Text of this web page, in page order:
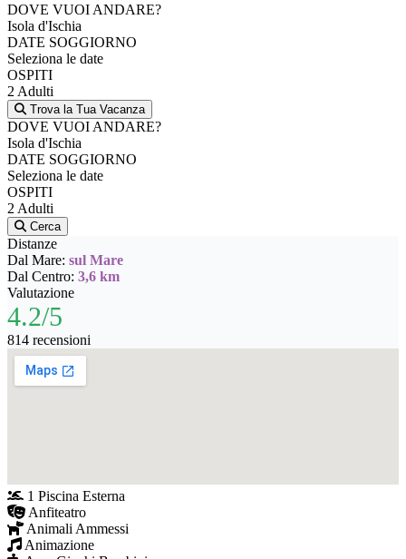
DOVE VUOI ANDARE?
Isola d'Ischia
DATE SOGGIORNO
Seleziona le date
OSPITI
2 Adulti
Trova la Tua Vacanza
DOVE VUOI ANDARE?
Isola d'Ischia
DATE SOGGIORNO
Seleziona le date
OSPITI
2 Adulti
Cerca
Distanze
Dal Mare: sul Mare
Dal Centro: 3,6 km
Valutazione
4.2/5
814 recensioni
1 Piscina Esterna
Anfiteatro
Animali Ammessi
Animazione